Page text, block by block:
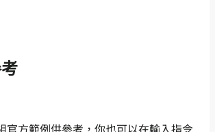
官方範例供參考，你也可以在輸入指令